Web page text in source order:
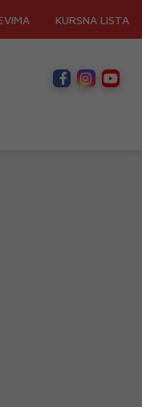
KURSNA LISTA